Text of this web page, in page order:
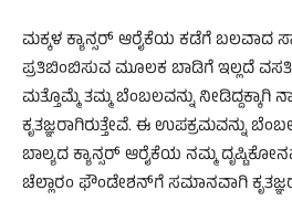
ಮಕ್ಕಳ ಕ್ಯಾನ್ಸರ್ ಆರೈಕೆಯ ಕಡೆಗೆ ಬಲವಾದ
ಪ್ರತಿಬಿಂಬಿಸುವ ಮೂಲಕ ಬಾಡಿಗೆ ಇಲ್ಲದೆ
ಮತ್ತೊಮ್ಮೆ ತಮ್ಮ ಬೆಂಬಲವನ್ನು ನೀಡಿದ್ದಕ್ಕಾಗಿ
ಕೃತಜ್ಞರಾಗಿರುತ್ತೇವೆ. ಈ ಉಪಕ್ರಮವನ್ನು
ಬಾಲ್ಯದ ಕ್ಯಾನ್ಸರ್ ಆರೈಕೆಯ ನಮ್ಮ
ಚೆಲ್ಲಾರಂ ಫೌಂಡೇಶನ್‌ಗೆ ಸಮಾನವಾಗಿ